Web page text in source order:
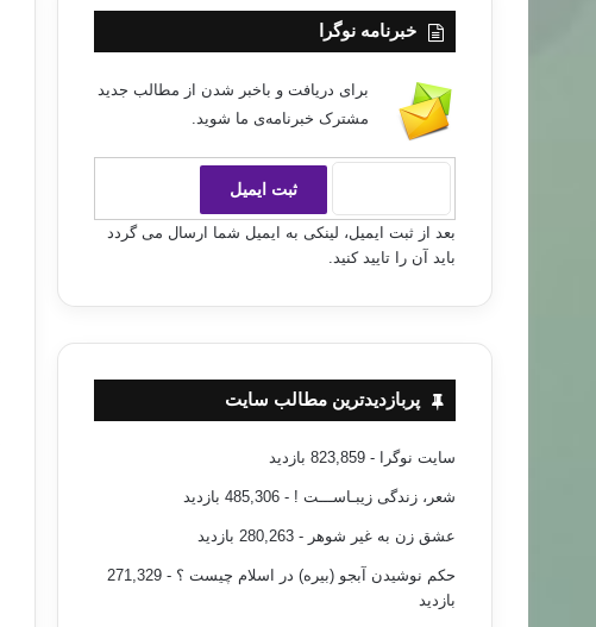
خبرنامه نوگرا
برای دریافت و باخبر شدن از مطالب جدید
مشترک خبرنامه‌ی ما شوید.
بعد از ثبت ایمیل، لینکی به ایمیل شما ارسال می گردد
باید آن را تایید کنید.
پربازدیدترین مطالب سایت
سایت نوگرا - 823,859 بازدید
شعر، زندگی زیبـاســـت ! - 485,306 بازدید
عشق زن به غیر شوهر - 280,263 بازدید
حکم نوشیدن آبجو (بیره) در اسلام چیست ؟
- 271,329
بازدید